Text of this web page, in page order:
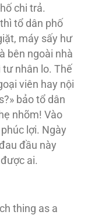
chi trả.
tổ dân phố
máy sấy hư
bên ngoài nhà
nhân lo. Thế
viên hay nội
bảo tổ dân
nhõm! Vào
lợi. Ngày
đầu này
ai.
thing as a